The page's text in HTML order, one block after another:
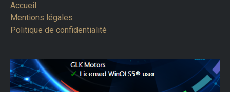
Accueil
Mentions légales
Politique de confidentialité